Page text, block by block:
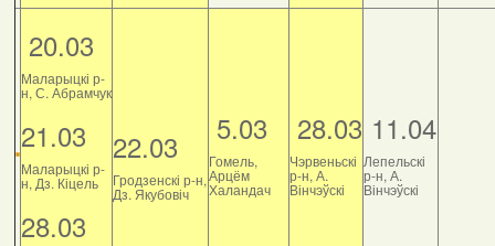
20.03
Маларыцкі р-
н, С. Абрамчук
21.03
Маларыцкі р-
н, Дз. Кіцель
28.03
22.03
Гродзенскі р-н,
Дз. Якубовіч
5.03
Гомель,
Арцём
Халандач
28.03
Чэрвеньскі
р-н, А.
Вінчэўскі
11.04
Лепельскі
р-н, А.
Вінчэўскі